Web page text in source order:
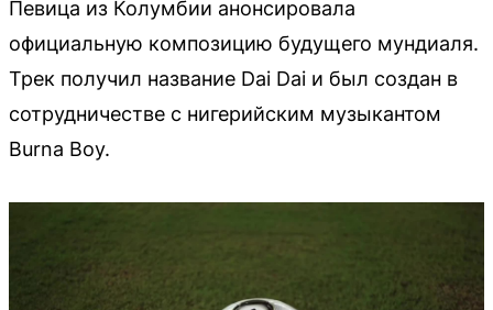
Певица из Колумбии анонсировала
официальную композицию будущего мундиаля.
Трек получил название Dai Dai и был создан в
сотрудничестве с нигерийским музыкантом
Burna Boy.